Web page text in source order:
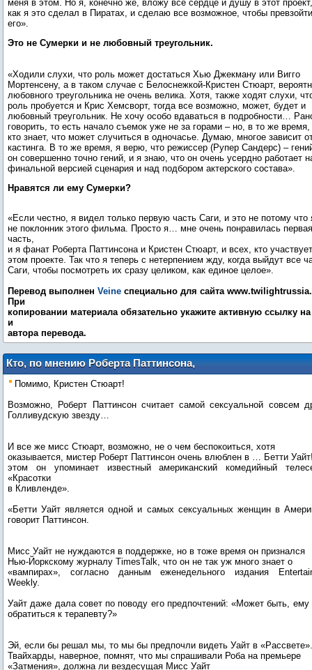
меня в этом. Но я, конечно же, вложу все сердце и душу в этот проект,
как я это сделал в Пиратах, и сделаю все возможное, чтобы превзойти
его».
Это не Сумерки и не любовный треугольник.
«Ходили слухи, что роль может достаться Хью Джекману или Вигго
Мортенсену, а в таком случае с Белоснежкой-Кристен Стюарт,
любовного треугольника не очень велика. Хотя, также ходят слухи,
роль пробуется и Крис Хемсворт, тогда все возможно, может, будет и
любовный треугольник. Не хочу особо вдаваться в подробности…
говорить, то есть начало съемок уже не за горами – но, в то же время,
кто знает, что может случиться в одночасье. Думаю, многое зависит
кастинга. В то же время, я верю, что режиссер (Рупер Сандерс) –
он совершенно точно гений, и я знаю, что он очень усердно работает
финальной версией сценария и над подбором актерского состава».
Нравятся ли ему Сумерки?
«Если честно, я видел только первую часть Саги, и это не потому что
не поклонник этого фильма. Просто я… мне очень понравилась первая
часть,
и я фанат Роберта Паттинсона и Кристен Стюарт, и всех, кто
этом проекте. Так что я теперь с нетерпением жду, когда выйдут все
Саги, чтобы посмотреть их сразу целиком, как единое целое».
Перевод выполнен Veine специально для сайта
При
копировании материала обязательно укажите активную ссылку на
и
автора перевода.
Кто, по мнению Роберта Паттинсона,
является «одной из самых сексуальных
женщин Америки»?
Помимо, Кристен Стюарт!
Возможно, Роберт Паттинсон считает самой сексуальной совсем
Голливудскую звезду…
И все же мисс Стюарт, возможно, не о чем беспокоиться, хотя
оказывается, мистер Роберт Паттинсон очень влюблен в … Бетти
этом он упоминает известный американский комедийный
«Красотки
в Кливленде».
«Бетти Уайт является одной и самых сексуальных женщин в
говорит Паттинсон.
Мисс Уайт не нуждаются в поддержке, но в тоже время он признался
Нью-Йоркскому журналу TimesTalk, что он не так уж много знает о
«вампирах», согласно данным еженедельного издания
Weekly.
Уайт даже дала совет по поводу его предпочтений: «Может быть, ему
обратиться к терапевту?»
Эй, если бы решал мы, то мы бы предпочли видеть Уайт в «Рассвете».
Твайхарды, наверное, помнят, что мы спрашивали Роба на премьере